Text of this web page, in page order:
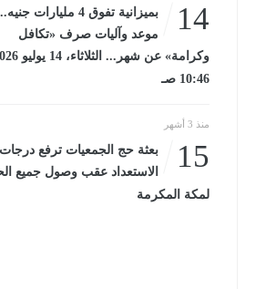
14
بميزانية تفوق 4 مليارات جنيه..
موعد وآليات صرف «تكافل
وكرامة» عن شهر...
10:46 صـ
منذ 3 أشهر
15
بعثة حج الجمعيات ترفع درجات
الاستعداد عقب وصول جميع
لمكة المكرمة